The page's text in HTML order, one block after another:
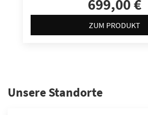
699,00 €
ZUM PRODUKT
Unsere Standorte